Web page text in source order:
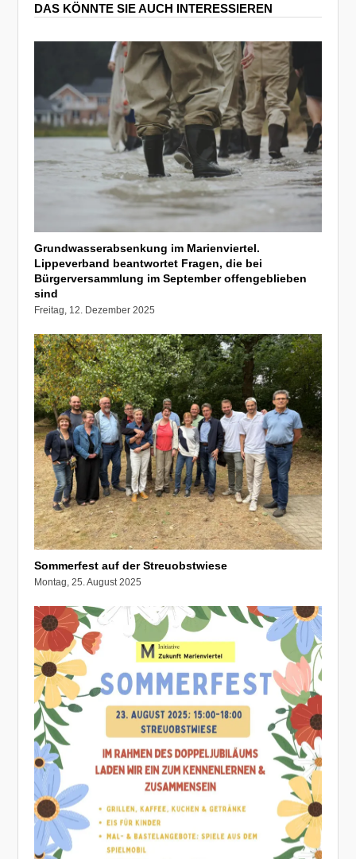
DAS KÖNNTE SIE AUCH INTERESSIEREN
Grundwasserabsenkung im Marienviertel.
Lippeverband beantwortet Fragen, die bei
Bürgerversammlung im September offengeblieben
sind
Freitag, 12. Dezember 2025
Sommerfest auf der Streuobstwiese
Montag, 25. August 2025